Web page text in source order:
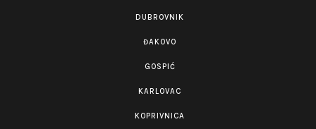
DUBROVNIK
ĐAKOVO
GOSPIĆ
KARLOVAC
KOPRIVNICA